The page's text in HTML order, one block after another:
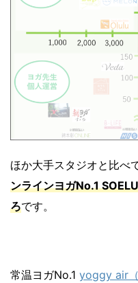
ほか大手スタジオと比べ
ンラインヨガNo.1SOE
ろです。
常温ヨガNo.1 yoggy air（